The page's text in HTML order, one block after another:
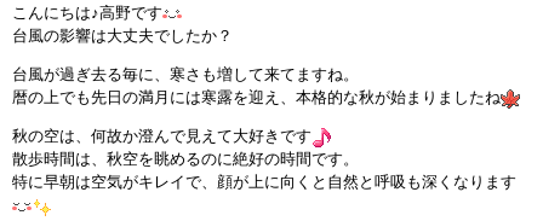
こんにちは♪高野です
台風の影響は大丈夫でしたか？
台風が過ぎ去る毎に、寒さも増して来てますね。
暦の上でも先日の満月には寒露を迎え、本格的な秋が始まりましたね
秋の空は、何故か澄んで見えて大好きです
散歩時間は、秋空を眺めるのに絶好の時間です。
特に早朝は空気がキレイで、顔が上に向くと自然と呼吸も深くなります
エビデンス
お客様の声